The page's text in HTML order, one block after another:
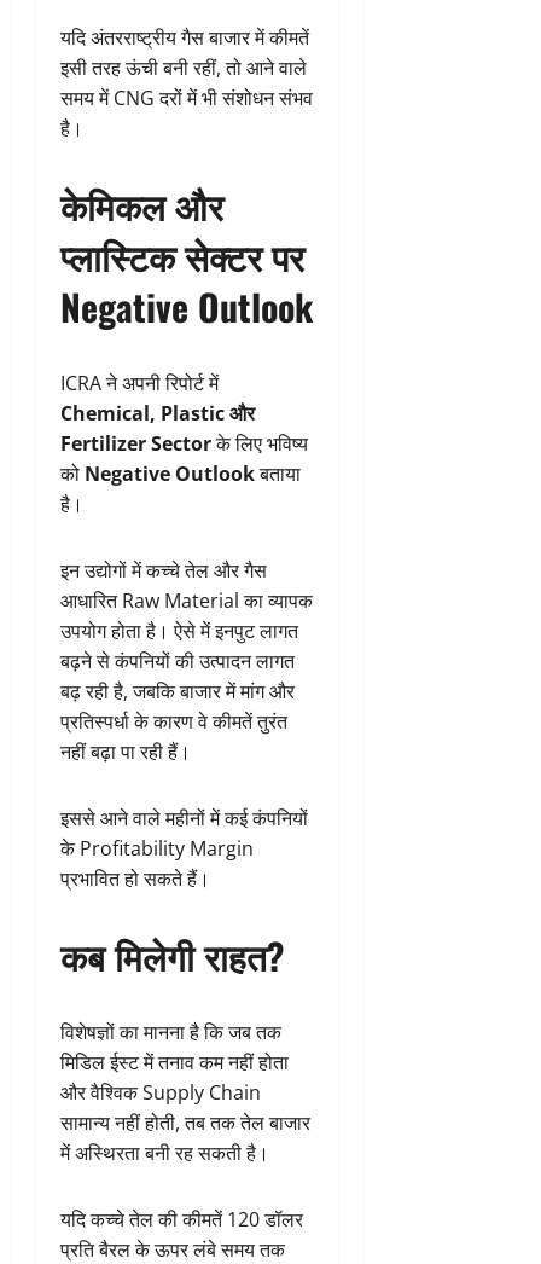
यदि अंतरराष्ट्रीय गैस बाजार में कीमतें
इसी तरह ऊंची बनी रहीं, तो आने वाले
समय में CNG दरों में भी संशोधन संभव
है।
केमिकल और
प्लास्टिक सेक्टर पर
Negative Outlook
ICRA ने अपनी रिपोर्ट में
Chemical, Plastic और
Fertilizer Sectorके लिए भविष्य
को Negative Outlookबताया
है।
इन उद्योगों में कच्चे तेल और गैस
आधारित Raw Material का व्यापक
उपयोग होता है। ऐसे में इनपुट लागत
बढ़ने से कंपनियों की उत्पादन लागत
बढ़ रही है, जबकि बाजार में मांग और
प्रतिस्पर्धा के कारण वे कीमतें तुरंत
नहीं बढ़ा पा रही हैं।
इससे आने वाले महीनों में कई कंपनियों
के Profitability Margin
प्रभावित हो सकते हैं।
कब मिलेगी राहत?
विशेषज्ञों का मानना है कि जब तक
मिडिल ईस्ट में तनाव कम नहीं होता
और वैश्विक Supply Chain
सामान्य नहीं होती, तब तक तेल बाजार
में अस्थिरता बनी रह सकती है।
यदि कच्चे तेल की कीमतें 120 डॉलर
प्रति बैरल के ऊपर लंबे समय तक